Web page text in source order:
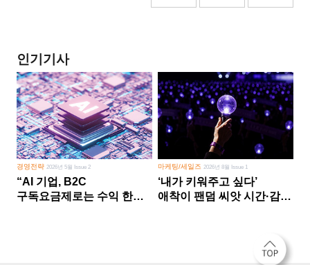
인기기사
경영전략 2026년 5월 Issue 2
“AI 기업, B2C
구독요금제로는 수익 한계
마케팅/세일즈 2026년 8월 Issue 1
‘내가 키워주고 싶다’
애착이 팬덤 씨앗 시간·감정